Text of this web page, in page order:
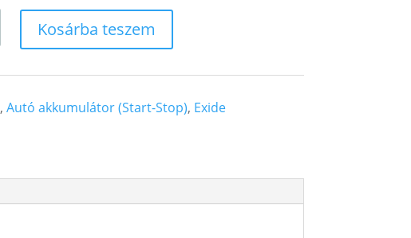
Kosárba teszem
, Autó akkumulátor (Start-Stop), Exide